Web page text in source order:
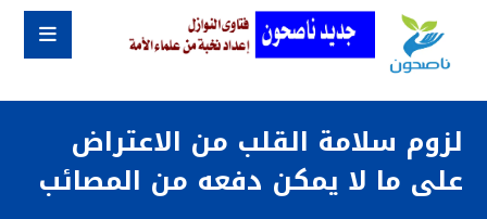
لزوم سلامة القلب من الاعتراض
على ما لا يمكن دفعه من المصائب